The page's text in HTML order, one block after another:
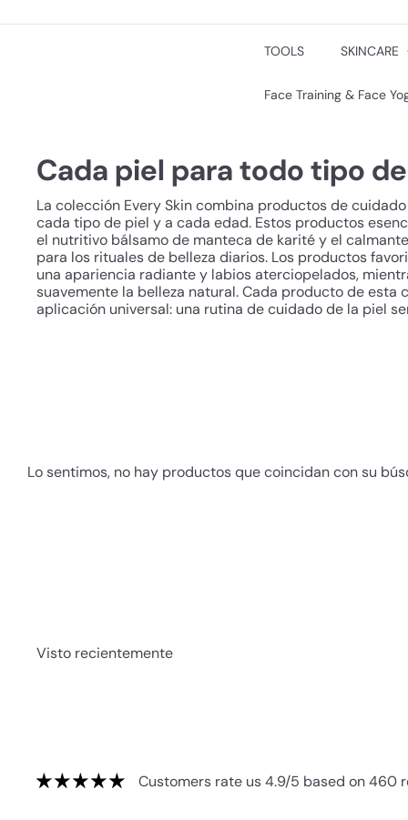
directamente
i
c/
b
e
r
l
i
n
TOOLS SKINCARE
Face Training & Face
Cada piel para todo tipo
La colección Every Skin combina productos de
cada tipo de piel y a cada edad. Estos productos
el nutritivo bálsamo de manteca de karité y el
para los rituales de belleza diarios. Los productos
una apariencia radiante y labios aterciopelados,
suavemente la belleza natural. Cada producto de esta
aplicación universal: una rutina de cuidado de la piel
Lo sentimos, no hay productos que coincidan con su
Visto recientemente
Customers rate us 4.9/5 based on 460